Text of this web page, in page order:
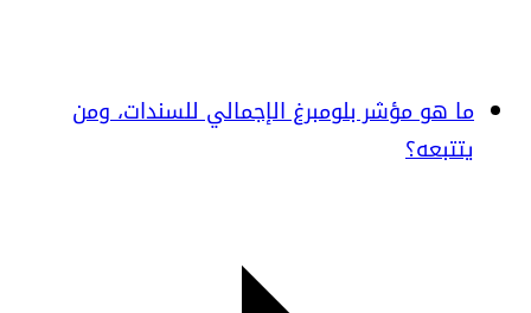
ما هو مؤشر بلومبرغ الإجمالي للسندات، ومن
يتتبعه؟